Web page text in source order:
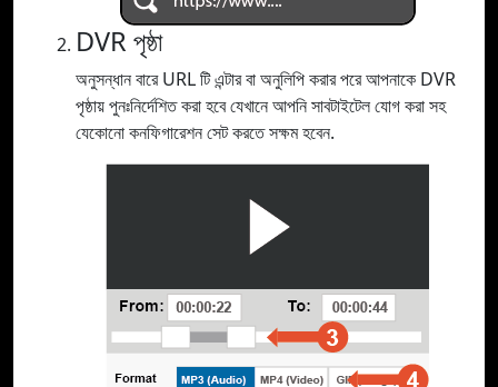
DVR পৃষ্ঠা
অনুসন্ধান বারে URL টি এন্টার বা অনুলিপি করার পরে আপনাকে DVR
পৃষ্ঠায় পুনঃনির্দেশিত করা হবে যেখানে আপনি সাবটাইটেল যোগ করা সহ
যেকোনো কনফিগারেশন সেট করতে সক্ষম হবেন.